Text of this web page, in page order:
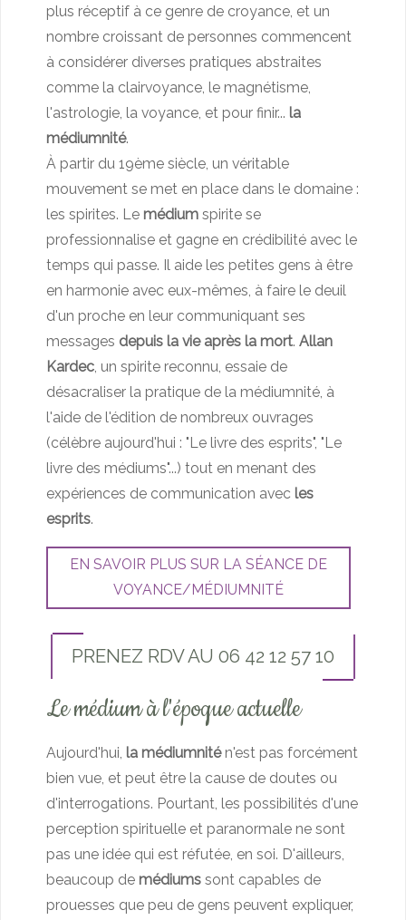
plus réceptif à ce genre de croyance, et un
nombre croissant de personnes commencent
à considérer diverses pratiques abstraites
comme la clairvoyance, le magnétisme,
l'astrologie, la voyance, et pour finir... la
médiumnité.
À partir du 19ème siècle, un véritable
mouvement se met en place dans le domaine :
les spirites. Le médium spirite se
professionnalise et gagne en crédibilité avec le
temps qui passe. Il aide les petites gens à être
en harmonie avec eux-mêmes, à faire le deuil
d'un proche en leur communiquant ses
messages depuis la vie après la mort. Allan
Kardec , un spirite reconnu, essaie de
désacraliser la pratique de la médiumnité, à
l'aide de l'édition de nombreux ouvrages
(célèbre aujourd'hui : "Le livre des esprits", "Le
livre des médiums"...) tout en menant des
expériences de communication avec les
esprits.
EN SAVOIR PLUS SUR LA SÉANCE DE
VOYANCE/MÉDIUMNITÉ
PRENEZ RDV AU 06 42 12 57 10
Le médium à l'époque actuelle
Aujourd'hui, la médiumnitén'est pas forcément
bien vue, et peut être la cause de doutes ou
d'interrogations. Pourtant, les possibilités d'une
perception spirituelle et paranormale ne sont
pas une idée qui est réfutée, en soi. D'ailleurs,
beaucoup de médiums sont capables de
prouesses que peu de gens peuvent expliquer,